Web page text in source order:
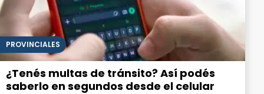
PROVINCIALES
¿Tenés multas de tránsito? Así podés
saberlo en segundos desde el celular